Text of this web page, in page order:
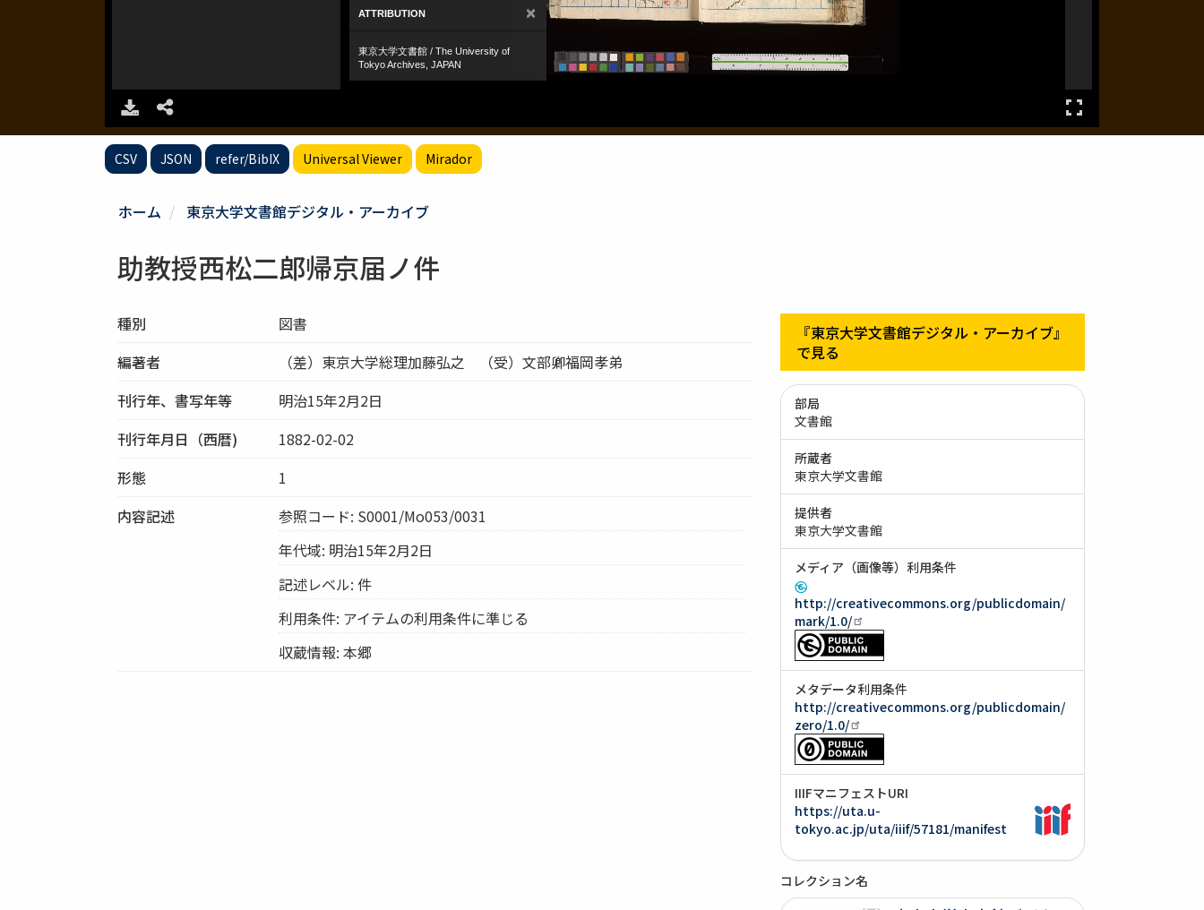
CSV JSON refer/BibIX Universal Viewer Mirador
ホーム 東京大学文書館デジタル・アーカイブ
助教授西松二郎帰京届ノ件
種別
図書
編著者
（差）東京大学総理加藤弘之 （受）文部卿福岡孝弟
刊行年、書写年等
明治15年2月2日
刊行年月日（西暦)
1882-02-02
形態
1
内容記述
参照コード: S0001/Mo053/0031
年代域: 明治15年2月2日
記述レベル: 件
利用条件: アイテムの利用条件に準じる
収蔵情報: 本郷
『東京大学文書館デジタル・アーカイブ』
で見る
部局
文書館
所蔵者
東京大学文書館
提供者
東京大学文書館
メディア（画像等）利用条件
http://creativecommons.org/publicdomain/
mark/1.0/
メタデータ利用条件
http://creativecommons.org/publicdomain/
zero/1.0/
IIIFマニフェストURI
https://uta.u-
tokyo.ac.jp/uta/iiif/57181/manifest
コレクション名